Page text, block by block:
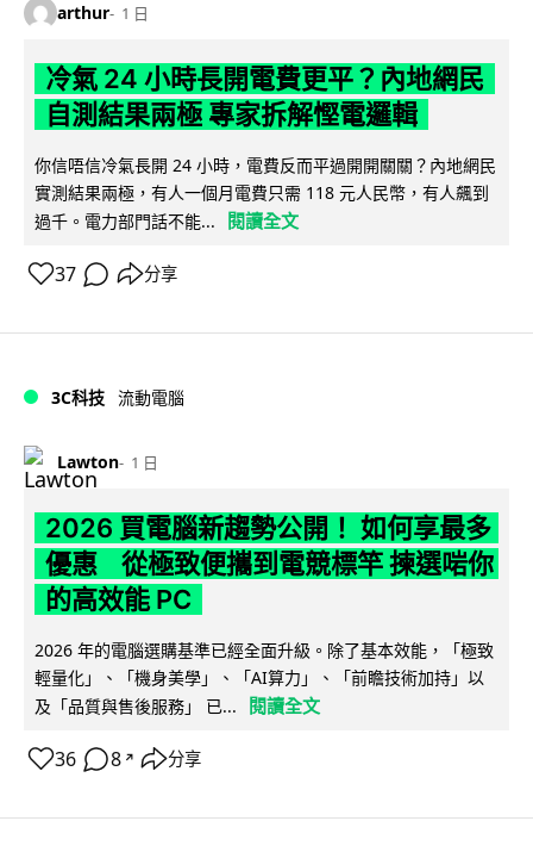
arthur 1 日
冷氣 24 小時長開電費更平？內地網民
自測結果兩極 專家拆解慳電邏輯
你信唔信冷氣長開 24 小時，電費反而平過開開關關？內地網民
實測結果兩極，有人一個月電費只需 118 元人民幣，有人飆到
過千。電力部門話不能...
閱讀全文
37 分享
3C科技 流動電腦
Lawton 1 日
2026 買電腦新趨勢公開！ 如何享最多
優惠 從極致便攜到電競標竿 揀選啱你
的高效能 PC
2026 年的電腦選購基準已經全面升級。除了基本效能，「極致
輕量化」、「機身美學」、「AI算力」、「前瞻技術加持」以
及「品質與售後服務」 已...
閱讀全文
36 8 ↗ 分享